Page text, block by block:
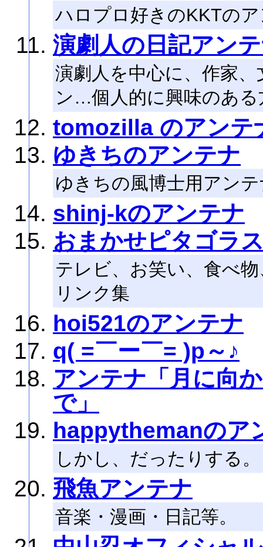
ハロプロ好きのKKTの
演劇人の日記アン
演劇人を中心に、作家
ン…個人的に興味のある
tomozilla のアンテ
ゆきちのアンテナ
ゆきちの風博士用アン
shinj-kのアンテナ
おまかせピタゴラ
テレビ、お笑い、食べ
リンク集
hoi521のアンテナ
q( =￣ー￣= )p～♪
アンテナ「月に向
で」
happythemanのア
しかし、だったりする。
飛魚アンテナ
音楽・漫画・日記等。